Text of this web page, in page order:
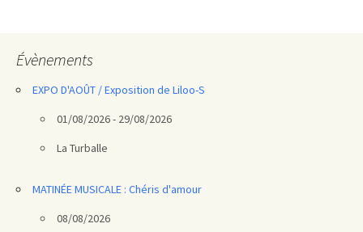
Évènements
EXPO D'AOÛT / Exposition de Liloo-S
01/08/2026 - 29/08/2026
La Turballe
MATINÉE MUSICALE : Chéris d'amour
08/08/2026